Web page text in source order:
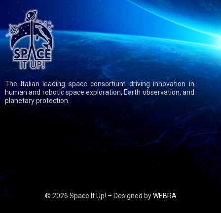
The Italian leading space consortium driving innovation in
human and robotic space exploration, Earth observation, and
planetary protection.
© 2026 Space It Up! – Designed byWEBRA